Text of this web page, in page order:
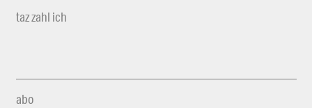
taz zahl ich
abo